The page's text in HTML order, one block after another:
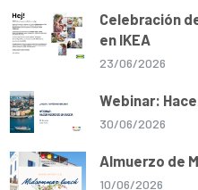
Celebración
en IKEA
23/06/2026
Webinar:
30/06/2026
Almuerzo de
10/06/2026